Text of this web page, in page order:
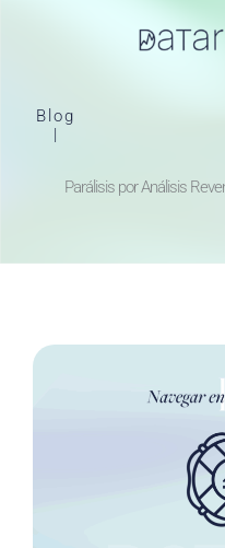
Blog
|
Parálisis por Análisis